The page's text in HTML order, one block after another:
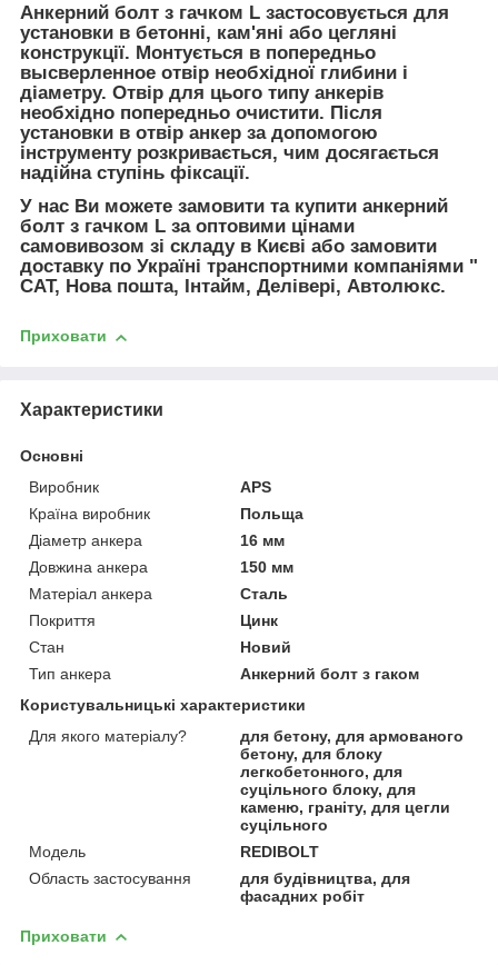
Анкерний болт з гачком L застосовується для
установки в бетонні, кам'яні або цегляні
конструкції. Монтується в попередньо
высверленное отвір необхідної глибини і
діаметру. Отвір для цього типу анкерів
необхідно попередньо очистити. Після
установки в отвір анкер за допомогою
інструменту розкривається, чим досягається
надійна ступінь фіксації.
У нас Ви можете замовити та купити анкерний
болт з гачком L за оптовими цінами
самовивозом зі складу в Києві або замовити
доставку по Україні транспортними компаніями "
САТ, Нова пошта, Інтайм, Делівері, Автолюкс.
Приховати
Характеристики
Основні
Виробник
APS
Країна виробник
Польща
Діаметр анкера
16 мм
Довжина анкера
150 мм
Матеріал анкера
Сталь
Покриття
Цинк
Стан
Новий
Тип анкера
Анкерний болт з гаком
Користувальницькі характеристики
Для якого матеріалу?
для бетону, для армованого
бетону, для блоку
легкобетонного, для
суцільного блоку, для
каменю, граніту, для цегли
суцільного
Мoдель
REDIBOLT
Область застосування
для будівництва, для
фасадних робіт
Приховати